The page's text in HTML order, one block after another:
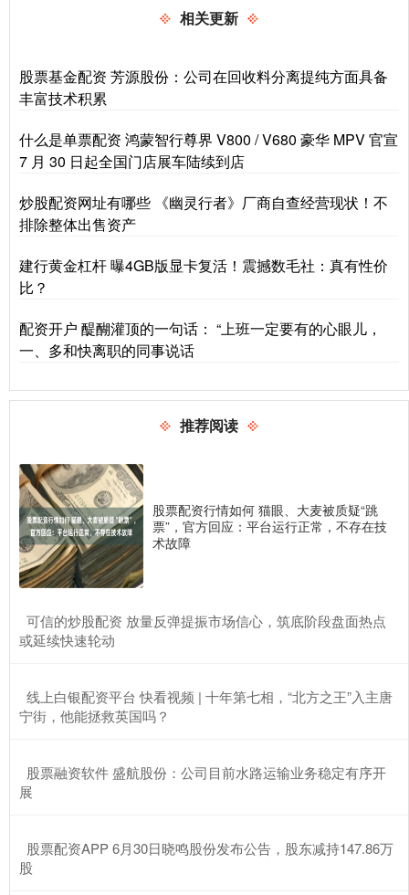
相关更新
股票基金配资 芳源股份：公司在回收料分离提纯方面具备
丰富技术积累
什么是单票配资 鸿蒙智行尊界 V800 / V680 豪华 MPV 官宣
7 月 30 日起全国门店展车陆续到店
炒股配资网址有哪些 《幽灵行者》厂商自查经营现状！不
排除整体出售资产
建行黄金杠杆 曝4GB版显卡复活！震撼数毛社：真有性价
比？
配资开户 醍醐灌顶的一句话： “上班一定要有的心眼儿，
一、多和快离职的同事说话
推荐阅读
股票配资行情如何 猫眼、大麦被质疑“跳
票”，官方回应：平台运行正常，不存在技
术故障
​可信的炒股配资 放量反弹提振市场信心，筑底阶段盘面热点
或延续快速轮动
​线上白银配资平台 快看视频 | 十年第七相，“北方之王”入主唐
宁街，他能拯救英国吗？
​股票融资软件 盛航股份：公司目前水路运输业务稳定有序开
展
​股票配资APP 6月30日晓鸣股份发布公告，股东减持147.86万
股